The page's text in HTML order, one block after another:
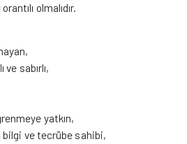
olmalıdır.
sabırlı,
yatkın,
bilgi ve tecrübe sahibi,